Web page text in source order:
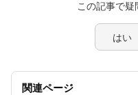
この記事で疑
はい
関連ページ